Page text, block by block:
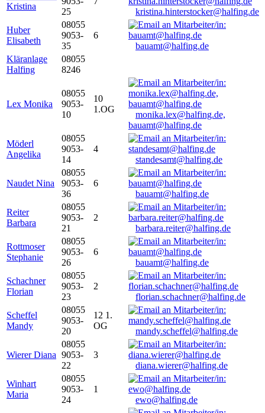
Kristina
25
kristina.hinterstocker@halfing.de
Huber
Elisabeth
08055
9053-
35
6
bauamt@halfing.de
Kläranlage
Halfing
08055
8246
Lex Monika
08055
9053-
10
10
1.OG
monika.lex@halfing.de,
bauamt@halfing.de
Möderl
Angelika
08055
9053-
14
4
standesamt@halfing.de
Naudet Nina
08055
9053-
36
6
bauamt@halfing.de
Reiter
Barbara
08055
9053-
21
2
barbara.reiter@halfing.de
Rottmoser
Stephanie
08055
9053-
26
6
bauamt@halfing.de
Schachner
Florian
08055
9053-
23
2
florian.schachner@halfing.de
Scheffel
Mandy
08055
9053-
20
12 1.
OG
mandy.scheffel@halfing.de
Wierer Diana
08055
9053-
22
3
diana.wierer@halfing.de
Winhart
Maria
08055
9053-
24
1
ewo@halfing.de